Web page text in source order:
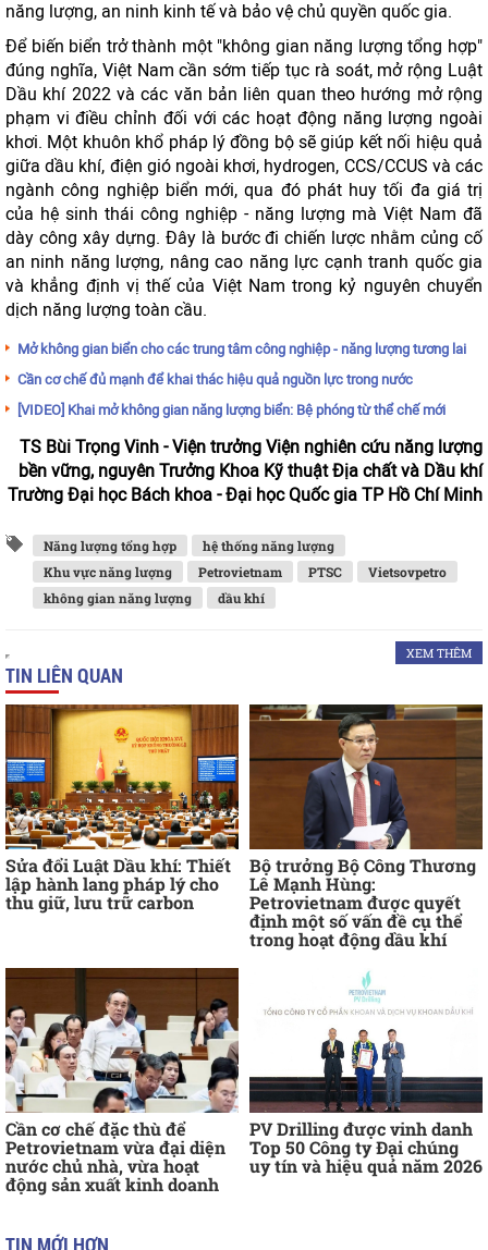
năng lượng, an ninh kinh tế và bảo vệ chủ quyền quốc gia.
Để biến biển trở thành một "không gian năng lượng tổng hợp"
đúng nghĩa, Việt Nam cần sớm tiếp tục rà soát, mở rộng Luật
Dầu khí 2022 và các văn bản liên quan theo hướng mở rộng
phạm vi điều chỉnh đối với các hoạt động năng lượng ngoài
khơi. Một khuôn khổ pháp lý đồng bộ sẽ giúp kết nối hiệu quả
giữa dầu khí, điện gió ngoài khơi, hydrogen, CCS/CCUS và các
ngành công nghiệp biển mới, qua đó phát huy tối đa giá trị
của hệ sinh thái công nghiệp - năng lượng mà Việt Nam đã
dày công xây dựng. Đây là bước đi chiến lược nhằm củng cố
an ninh năng lượng, nâng cao năng lực cạnh tranh quốc gia
và khẳng định vị thế của Việt Nam trong kỷ nguyên chuyển
dịch năng lượng toàn cầu.
Mở không gian biển cho các trung tâm công nghiệp - năng lượng tương lai
Cần cơ chế đủ mạnh để khai thác hiệu quả nguồn lực trong nước
[VIDEO] Khai mở không gian năng lượng biển: Bệ phóng từ thể chế mới
TS Bùi Trọng Vinh - Viện trưởng Viện nghiên cứu năng lượng
bền vững, nguyên Trưởng Khoa Kỹ thuật Địa chất và Dầu khí
Trường Đại học Bách khoa - Đại học Quốc gia TP Hồ Chí Minh
Năng lượng tổng hợp
hệ thống năng lượng
Khu vực năng lượng
Petrovietnam PTSC
Vietsovpetro
không gian năng lượng
dầu khí
XEM THÊM
TIN LIÊN QUAN
Sửa đổi Luật Dầu khí: Thiết
lập hành lang pháp lý cho
thu giữ, lưu trữ carbon
Bộ trưởng Bộ Công Thương
Lê Mạnh Hùng:
Petrovietnam được quyết
định một số vấn đề cụ thể
trong hoạt động dầu khí
Cần cơ chế đặc thù để
Petrovietnam vừa đại diện
nước chủ nhà, vừa hoạt
động sản xuất kinh doanh
PV Drilling được vinh danh
Top 50 Công ty Đại chúng
uy tín và hiệu quả năm 2026